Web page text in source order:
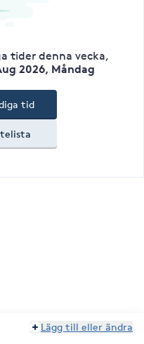
tider denna vecka,
2026, Måndag
tid
Lägg till eller ändra